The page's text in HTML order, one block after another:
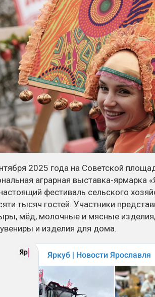
2025 года на Советской
аграрная выставка-ярмарка
фестиваль сельского
тысяч гостей. Участники
мёд, молочные и мясные
и изделия для дома.